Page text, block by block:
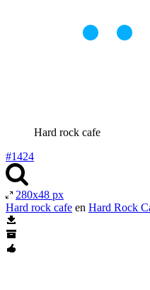
Hard rock cafe
#1424
280x48 px
Hard rock cafe en Hard Rock